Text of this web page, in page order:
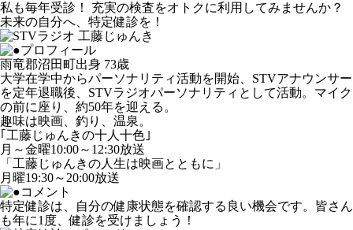
私も毎年受診！ 充実の検査をオトクに利用してみませんか？
未来の自分へ、特定健診を！
雨竜郡沼田町出身 73歳
大学在学中からパーソナリティ活動を開始、STVアナウンサー
を定年退職後、STVラジオパーソナリティとして活動。マイク
の前に座り、約50年を迎える。
趣味は映画、釣り、温泉。
｢工藤じゅんきの十人十色｣
月～金曜10:00～12:30放送
「工藤じゅんきの人生は映画とともに」
月曜19:30～20:00放送
特定健診は、自分の健康状態を確認する良い機会です。皆さん
も年に1度、健診を受けましょう！